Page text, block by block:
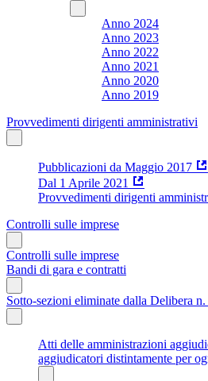
Anno 2024
Anno 2023
Anno 2022
Anno 2021
Anno 2020
Anno 2019
Provvedimenti dirigenti amministrativi
Pubblicazioni da Maggio 2017
Dal 1 Aprile 2021
Provvedimenti dirigenti
Controlli sulle imprese
Controlli sulle imprese
Bandi di gara e contratti
Sotto-sezioni eliminate dalla Delibera
Atti delle amministrazioni
aggiudicatori distintamente per